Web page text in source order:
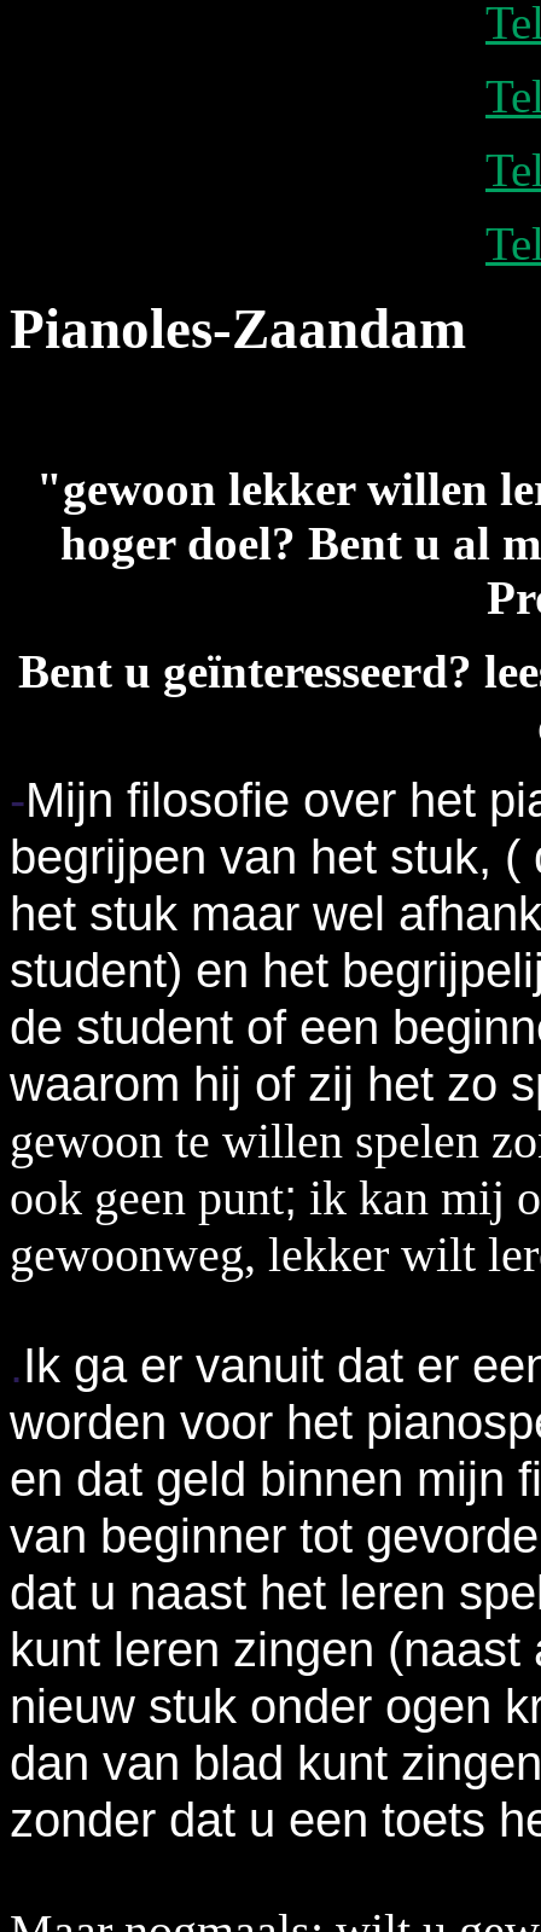
Pianoles-Zaandam
"gewoon lekker willen
hoger doel? Bent u al
Bent u geïnteresseerd?
-Mijn filosofie over het
begrijpen van het stuk,
het stuk maar wel
student) en het
de student of een
waarom hij of zij het zo
gewoon te willen spelen
ook geen punt; ik kan mij
gewoonweg, lekker wilt
.Ik ga er vanuit dat er
worden voor het
en dat geld binnen mijn
van beginner tot
dat u naast het leren
kunt leren zingen
nieuw stuk onder ogen
dan van blad kunt
zonder dat u een toets